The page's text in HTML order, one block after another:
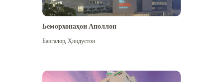
Бештар дидан
Беморхонаҳои Аполлон
Бангалор,Ҳиндустон